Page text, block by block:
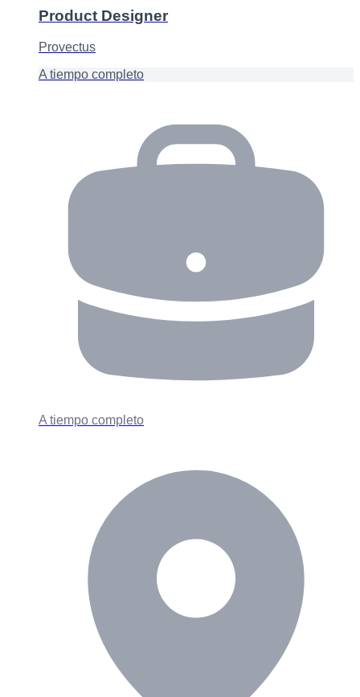
Product Designer
Provectus
A tiempo completo
A tiempo completo